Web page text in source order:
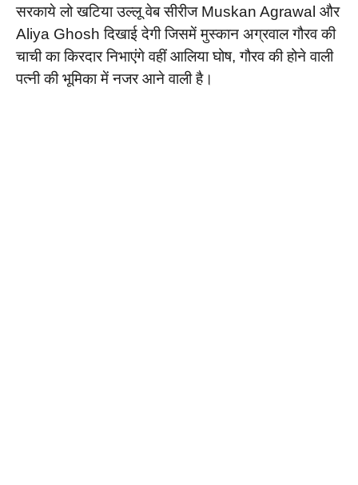
सरकाये लो खटिया उल्लू वेब सीरीज Muskan Agrawal और
Aliya Ghosh दिखाई देगी जिसमें मुस्कान अग्रवाल गौरव की
चाची का किरदार निभाएंगे वहीं आलिया घोष, गौरव की होने वाली
पत्नी की भूमिका में नजर आने वाली है।